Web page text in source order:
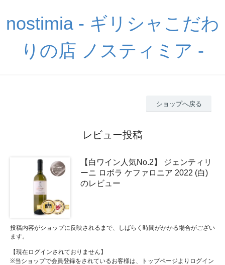
nostimia - ギリシャこだわ
りの店 ノスティミア -
ショップへ戻る
レビュー投稿
【白ワイン人気No.2】 ジェンティリ
ーニ ロボラ ケファロニア 2022 (白)
のレビュー
投稿内容がショップに反映されるまで、しばらく時間がかかる場合がござい
ます。
【現在ログインされておりません】
※当ショップで会員登録をされているお客様は、トップページよりログイン